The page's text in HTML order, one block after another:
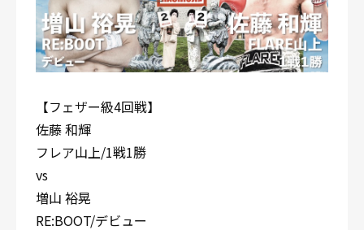
【フェザー級4回戦】
佐藤 和輝
フレア山上/1戦1勝
vs
増山 裕晃
RE:BOOT/デビュー